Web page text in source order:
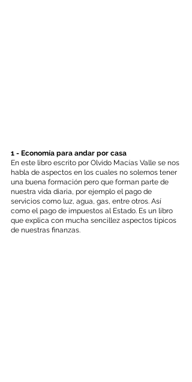
1 - Economía para andar por casa
En este libro escrito por Olvido Macías Valle se nos
habla de aspectos en los cuales no solemos tener
una buena formación pero que forman parte de
nuestra vida diaria, por ejemplo el pago de
servicios como luz, agua, gas, entre otros. Así
como el pago de impuestos al Estado. Es un libro
que explica con mucha sencillez aspectos típicos
de nuestras finanzas.